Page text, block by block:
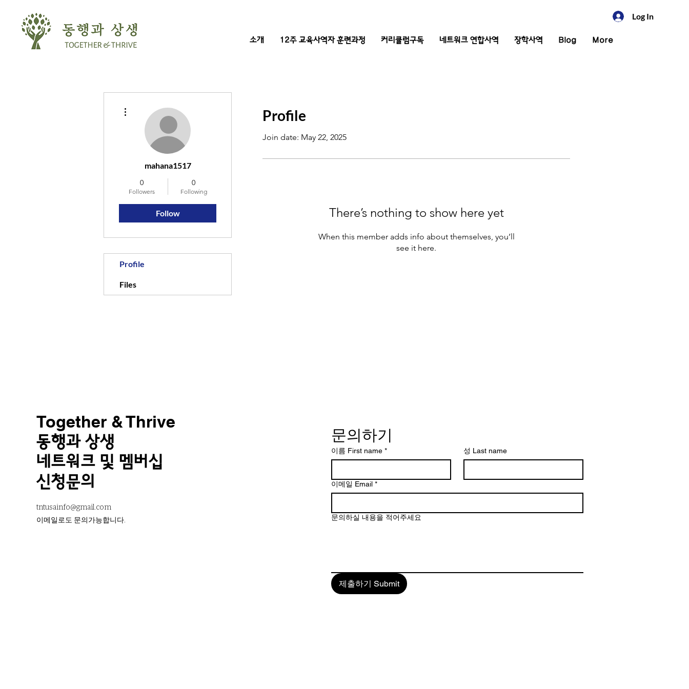
Log In
소개 12주 교육사역자 훈련과정 커리큘럼구독 네트워크 연합사역 장학사역 Blog More
Profile
Join date: May 22, 2025
There’s nothing to show here yet
When this member adds info about themselves, you’ll
see it here.
mahana1517
0
Followers
0
Following
Follow
Profile
Files
Together & Thrive
동행과 상생
네트워크 및 멤버십
신청문의
tntusainfo@gmail.com
​이메일로도 문의가능합니다.
문의하기
이름 First name * 성 Last name
이메일 Email *
문의하실 내용을 적어주세요
제출하기 Submit